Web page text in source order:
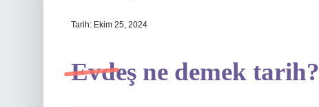
Tarih: Ekim 25, 2024
Evdeş ne demek tarih?